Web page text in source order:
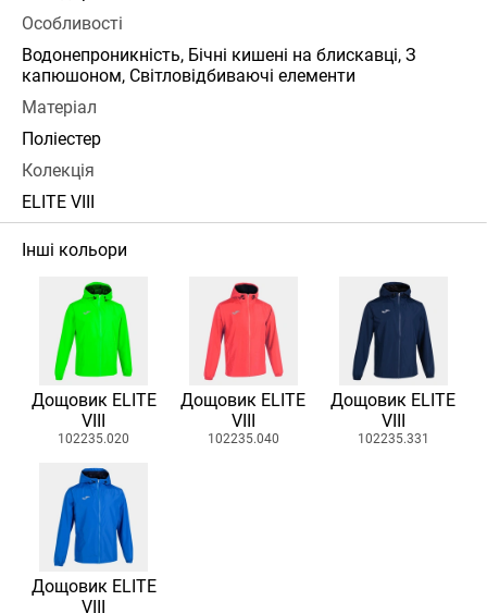
Особливості
Водонепроникність, Бічні кишені на блискавці, З
капюшоном, Світловідбиваючі елементи
Матеріал
Поліестер
Колекція
ELITE VIII
Інші кольори
Дощовик ELITE
VIII
102235.020
Дощовик ELITE
VIII
102235.040
Дощовик ELITE
VIII
102235.331
Дощовик ELITE
VIII